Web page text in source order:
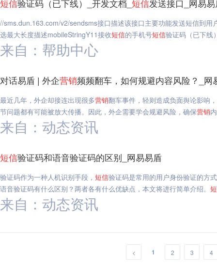
短信验证码（已下线）_开发文档_ 短信发送接口_网易
//sms.dun.163.com/v2/sendsms接口描述该接口主要功能发送短信到
选最大长度描述mobileStringY11接收短信的手机号短信验证码（已下线
来自：帮助中心
对话易盾 | 外企营销频频翻车，如何规避内容风险？_网
最近几年，外企却接连出现很多营销翻车事件，轻则造成负面舆论影响
节问题都有可能被放大传播。因此，外企需要学会规避风险，确保营销
来自：动态资讯
短信验证码和语音验证码的区别_网易易盾
验证码作为一种人机识别手段， 短信验证码是常用的用户身份验证的方
语音验证码有什么区别？两者各有什么优缺点，本文将进行简单介绍。
来自：动态资讯
< 1 2 3 4